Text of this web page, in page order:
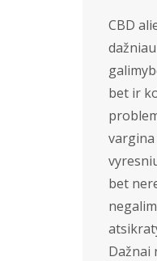
CBD
bet ir
bet
Dažnai